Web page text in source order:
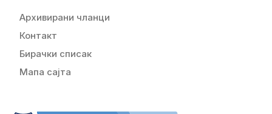
Архивирани чланци
Контакт
Бирачки списак
Мапа сајта